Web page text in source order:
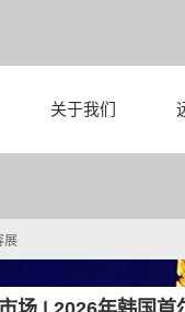
关于我们
展